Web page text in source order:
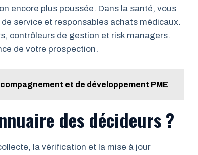
encore plus poussée. Dans la santé, vous
service et responsables achats médicaux.
contrôleurs de gestion et risk managers.
de votre prospection.
et de développement PME
des décideurs ?
la vérification et la mise à jour